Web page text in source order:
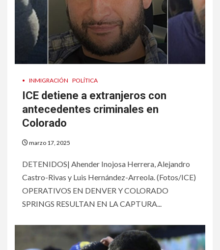
• INMIGRACIÓN POLÍTICA
ICE detiene a extranjeros con
antecedentes criminales en
Colorado
marzo 17, 2025
DETENIDOS| Ahender Inojosa Herrera, Alejandro
Castro-Rivas y Luis Hernández-Arreola. (Fotos/ICE)
OPERATIVOS EN DENVER Y COLORADO
SPRINGS RESULTAN EN LA CAPTURA...